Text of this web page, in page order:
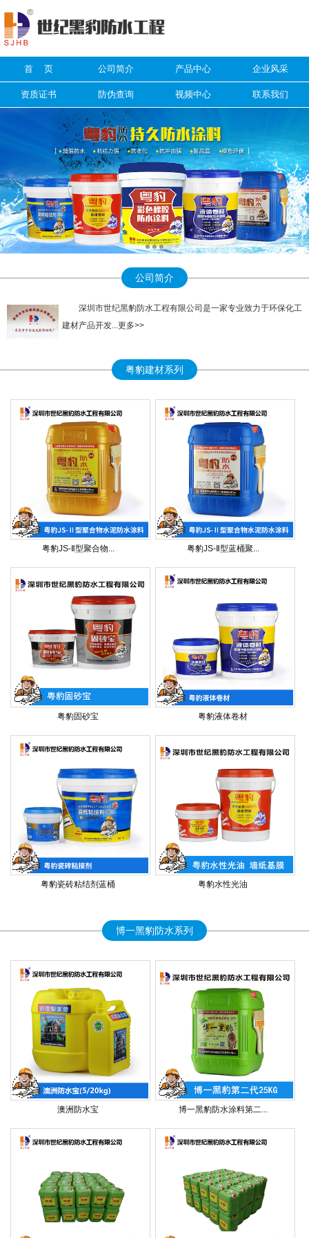
首 页 公司简介 产品中心 企业风采
资质证书 防伪查询 视频中心 联系我们
公司简介
深圳市世纪黑豹防水工程有限公司是一家专业致力于环保化工
建材产品开发...更多>>
粤豹建材系列
粤豹JS-Ⅱ型聚合物... 粤豹JS-Ⅱ型蓝桶聚...
粤豹固砂宝 粤豹液体卷材
粤豹瓷砖粘结剂蓝桶 粤豹水性光油
博一黑豹防水系列
澳洲防水宝 博一黑豹防水涂料第二...
信息搜索
搜索